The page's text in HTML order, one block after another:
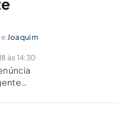
e Joaquim
às 14:30